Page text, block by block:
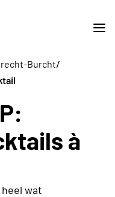
Burcht/
à
wat